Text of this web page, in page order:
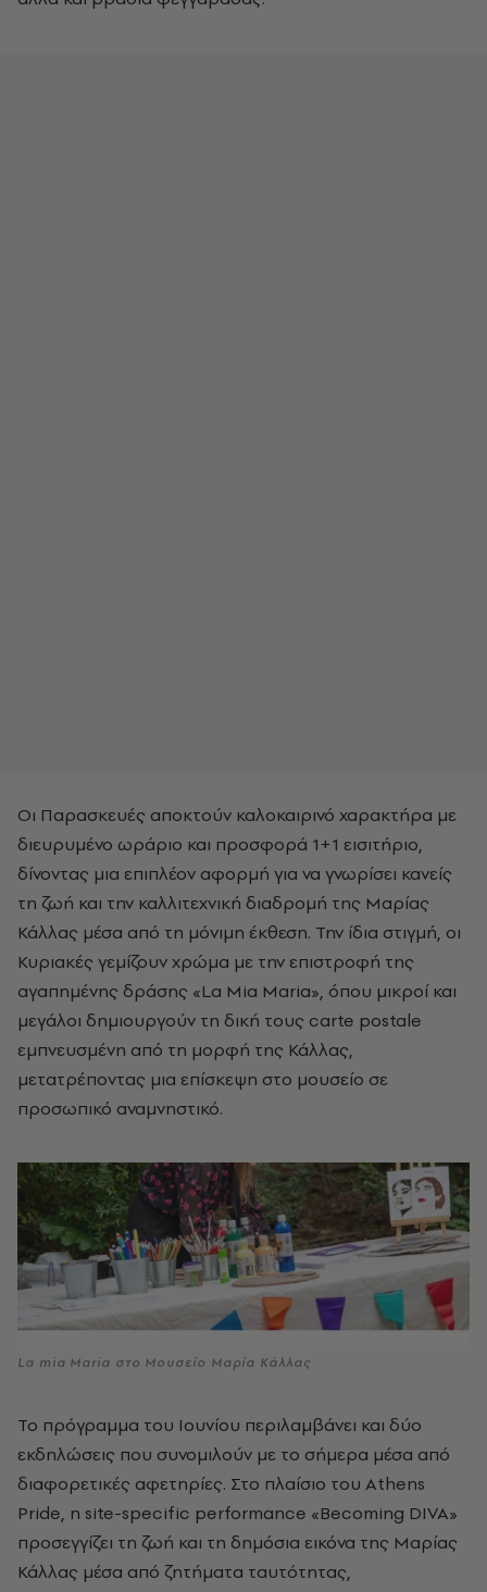
Οι Παρασκευές αποκτούν καλοκαιρινό χαρακτήρα με
διευρυμένο ωράριο και προσφορά 1+1 εισιτήριο,
δίνοντας μια επιπλέον αφορμή για να γνωρίσει κανείς
τη ζωή και την καλλιτεχνική διαδρομή της Μαρίας
Κάλλας μέσα από τη μόνιμη έκθεση. Την ίδια στιγμή, οι
Κυριακές γεμίζουν χρώμα με την επιστροφή της
αγαπημένης δράσης «La Mia Maria», όπου μικροί και
μεγάλοι δημιουργούν τη δική τους carte postale
εμπνευσμένη από τη μορφή της Κάλλας,
μετατρέποντας μια επίσκεψη στο μουσείο σε
προσωπικό αναμνηστικό.
La mia Maria στο Μουσείο Μαρία Κάλλας
Το πρόγραμμα του Ιουνίου περιλαμβάνει και δύο
εκδηλώσεις που συνομιλούν με το σήμερα μέσα από
διαφορετικές αφετηρίες. Στο πλαίσιο του Athens
Pride, η site-specific performance «Becoming DIVA»
προσεγγίζει τη ζωή και τη δημόσια εικόνα της Μαρίας
Κάλλας μέσα από ζητήματα ταυτότητας,